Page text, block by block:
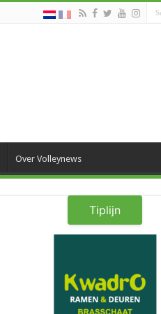
Over Volleynews
Tiplijn